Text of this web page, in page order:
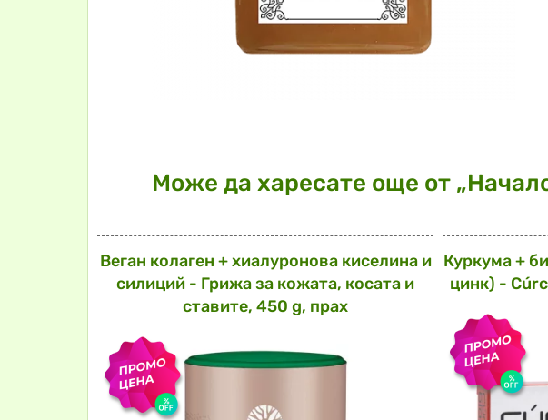
Може да харесате още от
Веган колаген + хиалуронова киселина и
силиций - Грижа за кожата, косата и
ставите, 450 g, прах
Куркума +
цинк) -